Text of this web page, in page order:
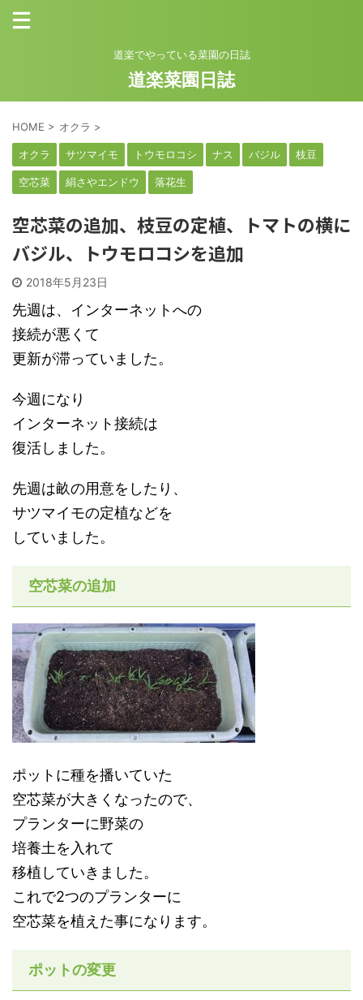
道楽でやっている菜園の日誌
道楽菜園日誌
HOME > オクラ >
オクラ サツマイモ トウモロコシ ナス バジル 枝豆
空芯菜 絹さやエンドウ 落花生
空芯菜の追加、枝豆の定植、トマトの横に
バジル、トウモロコシを追加
2018年5月23日
先週は、インターネットへの
接続が悪くて
更新が滞っていました。
今週になり
インターネット接続は
復活しました。
先週は畝の用意をしたり、
サツマイモの定植などを
していました。
空芯菜の追加
ポットに種を播いていた
空芯菜が大きくなったので、
プランターに野菜の
培養土を入れて
移植していきました。
これで2つのプランターに
空芯菜を植えた事になります。
ポットの変更